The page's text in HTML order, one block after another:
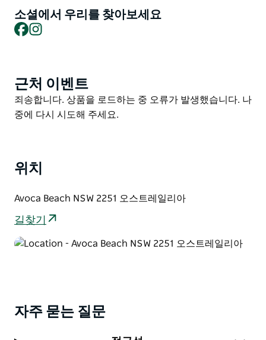
부디 코스탈 워크의 아름다운 경치를 감상하며 사암 절벽
과 해안 히스를 거닐어 보세요. 발끝에 모래를 묻고 휴식
소셜에서 우리를 찾아보세요
Facebook
Product
List
근처 이벤트
Product
List
죄송합니다. 상품을 로드하는 중 오류가 발생했습니다. 나
중에 다시 시도해 주세요.
위치
Avoca Beach NSW 2251 오스트레일리아
길찾기
자주 묻는 질문